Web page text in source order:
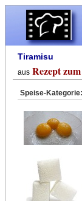
Tiramisu
aus Rezept
Speise-Kategorie: